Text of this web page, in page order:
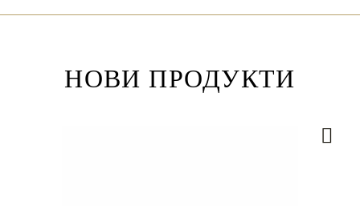
НОВИ ПРОДУКТИ